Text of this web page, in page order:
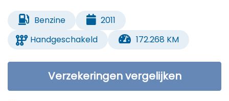
Benzine
2011
Handgeschakeld
172.268 KM
Verzekeringen vergelijken